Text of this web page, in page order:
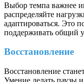
Выбор темпа важнее
распределяйте
адаптироваться. Это
поддерживать общий
Восстановление
Восстановление
Умение делать паузы